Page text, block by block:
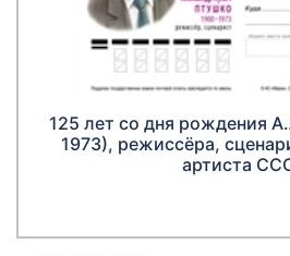
125 лет со дня рождения
1973), режиссёра,
артиста